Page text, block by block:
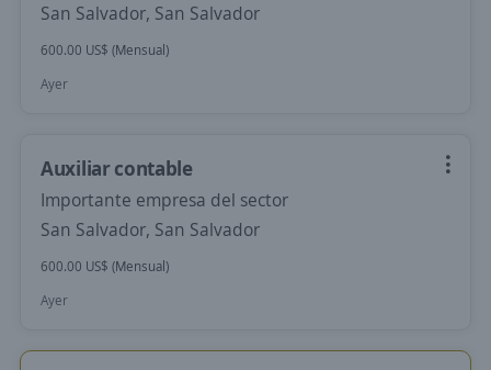
San Salvador, San Salvador
600.00 US$ (Mensual)
Ayer
Auxiliar contable
Importante empresa del sector
San Salvador, San Salvador
600.00 US$ (Mensual)
Ayer